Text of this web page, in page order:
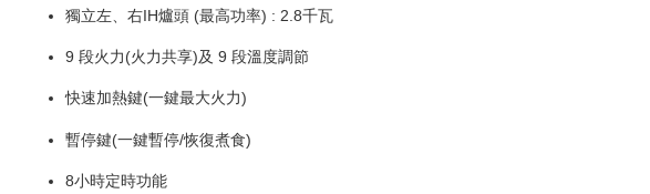
獨立左、右IH爐頭 (最高功率) : 2.8千瓦
9 段火力(火力共享)及 9 段溫度調節
快速加熱鍵(一鍵最大火力)
暫停鍵(一鍵暫停/恢復煮食)
8小時定時功能